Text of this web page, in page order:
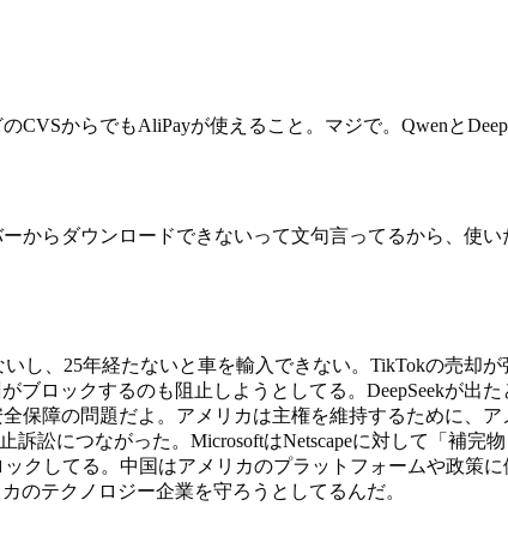
からでもAliPayが使えること。マジで。Qwenと
からダウンロードできないって文句言ってるから、使い
、25年経たないと車を輸入できない。TikTokの売却
ロックするのも阻止しようとしてる。DeepSeekが出
障の問題だよ。アメリカは主権を維持するために、
訟につながった。MicrosoftはNetscapeに対して「補完
クしてる。中国はアメリカのプラットフォームや政策
のテクノロジー企業を守ろうとしてるんだ。